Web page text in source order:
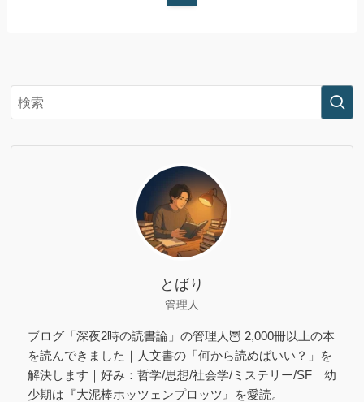
とばり
管理人
ブログ「深夜2時の読書論」の管理人🦉 2,000冊以上の本
を読んできました｜人文書の「何から読めばいい？」を
解決します｜好み：哲学/思想/社会学/ミステリー/SF｜幼
少期は『大泥棒ホッツェンプロッツ』を愛読。